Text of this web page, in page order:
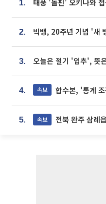
1.
2.
3. 오늘은 절기 '입추', 뜻
4. 속보 합수본, '통계 조작' 서울
5. 속보 전북 완주 삼례